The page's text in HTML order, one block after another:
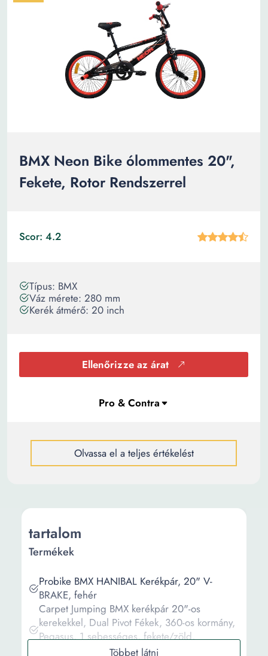
BMX Neon Bike ólommentes 20",
Fekete, Rotor Rendszerrel
Scor: 4.2
Típus: BMX
Váz mérete: 280 mm
Kerék átmérő: 20 inch
Ellenőrizze az árat
Olvassa el a teljes értékelést
tartalom
Termékek
Probike BMX HANIBAL Kerékpár, 20" V-
BRAKE, fehér
Carpet Jumping BMX kerékpár 20"-os
kerekekkel, Dual Pivot Fékek, 360-os kormány,
Pegasus, 1 sebességes, fekete/zöld,